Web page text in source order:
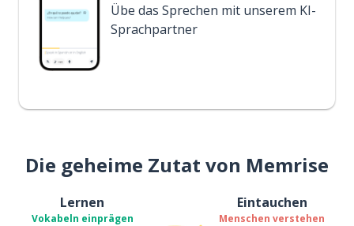
Übe das Sprechen mit unserem KI-
Sprachpartner
Die geheime Zutat von Memrise
Lernen
Vokabeln einprägen
Eintauchen
Menschen verstehen